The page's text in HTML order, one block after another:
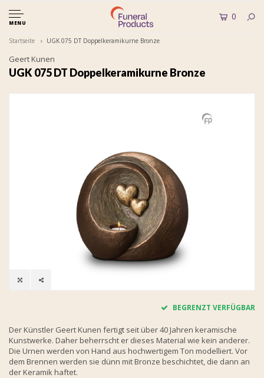
MENU
0
Startseite UGK 075 DT Doppelkeramikurne Bronze
Geert Kunen
UGK 075 DT Doppelkeramikurne Bronze
BEGRENZT VERFÜGBAR
Der Künstler Geert Kunen fertigt seit über 40 Jahren keramische
Kunstwerke. Daher beherrscht er dieses Material wie kein anderer.
Die Urnen werden von Hand aus hochwertigem Ton modelliert. Vor
dem Brennen werden sie dünn mit Bronze beschichtet, die dann an
der Keramik haftet.